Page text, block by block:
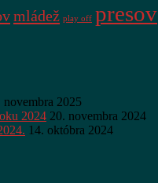
mládež play off presov
novembra 2025
2024 20. novembra 2024
14. októbra 2024